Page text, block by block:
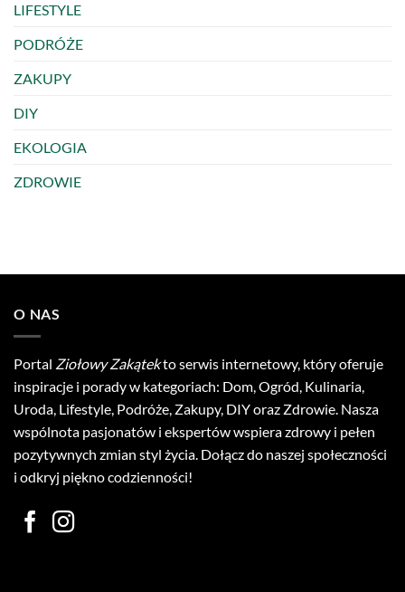
LIFESTYLE
PODRÓŻE
ZAKUPY
DIY
EKOLOGIA
ZDROWIE
O NAS
Portal Ziołowy Zakątekto serwis internetowy, który oferuje
inspiracje i porady w kategoriach: Dom, Ogród, Kulinaria,
Uroda, Lifestyle, Podróże, Zakupy, DIY oraz Zdrowie. Nasza
wspólnota pasjonatów i ekspertów wspiera zdrowy i pełen
pozytywnych zmian styl życia. Dołącz do naszej społeczności
i odkryj piękno codzienności!